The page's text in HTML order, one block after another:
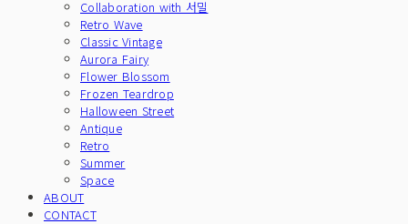
Collaboration with 서밀
Retro Wave
Classic Vintage
Aurora Fairy
Flower Blossom
Frozen Teardrop
Halloween Street
Antique
Retro
Summer
Space
ABOUT
CONTACT